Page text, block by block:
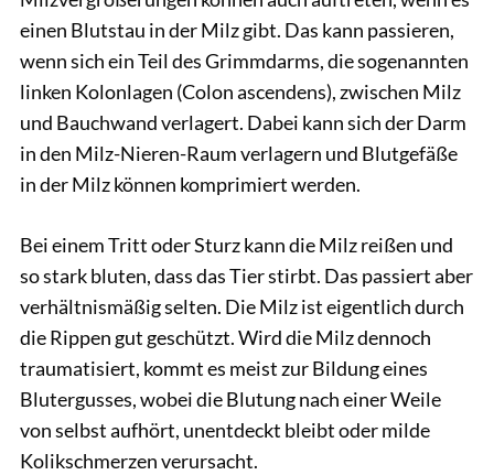
einen Blutstau in der Milz gibt. Das kann passieren,
wenn sich ein Teil des Grimmdarms, die sogenannten
linken Kolonlagen (Colon ascendens), zwischen Milz
und Bauchwand verlagert. Dabei kann sich der Darm
in den Milz-Nieren-Raum verlagern und Blutgefäße
in der Milz können komprimiert werden.
Bei einem Tritt oder Sturz kann die Milz reißen und
so stark bluten, dass das Tier stirbt. Das passiert aber
verhältnismäßig selten. Die Milz ist eigentlich durch
die Rippen gut geschützt. Wird die Milz dennoch
traumatisiert, kommt es meist zur Bildung eines
Blutergusses, wobei die Blutung nach einer Weile
von selbst aufhört, unentdeckt bleibt oder milde
Kolikschmerzen verursacht.